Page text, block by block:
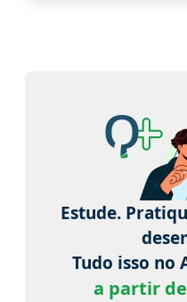
Estude.
Tudo isso no
a partir de